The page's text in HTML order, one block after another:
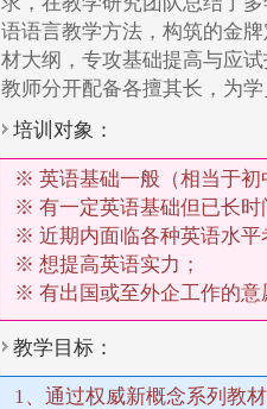
语语言教学方法，构筑的金
材大纲，专攻基础提高与应
教师分开配备各擅其长，为
培训对象：
※ 英语基础一般（相当于初
※ 有一定英语基础但已长时
※ 近期内面临各种英语水平
※ 想提高英语实力；
※ 有出国或至外企工作的
教学目标：
1、通过权威新概念系列教